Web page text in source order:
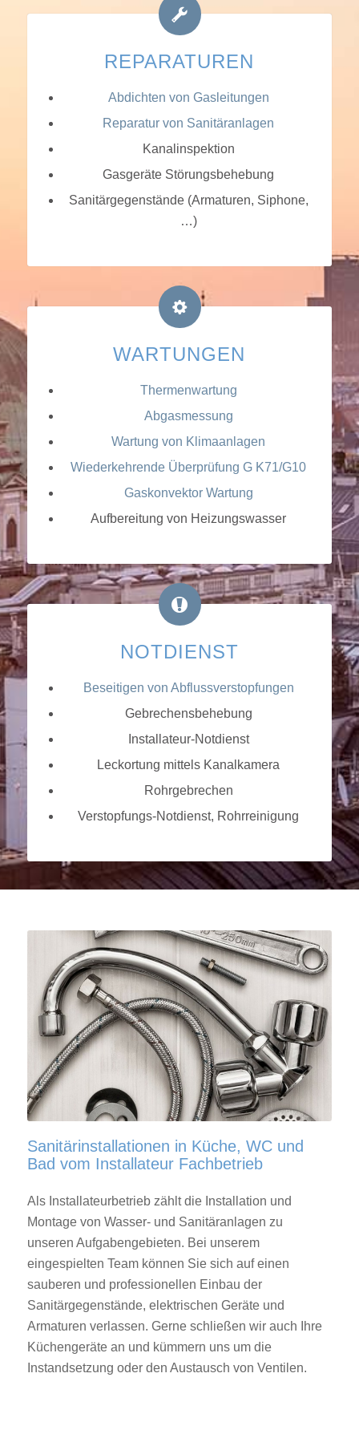
REPARATUREN
Abdichten von Gasleitungen
Reparatur von Sanitäranlagen
Kanalinspektion
Gasgeräte Störungsbehebung
Sanitärgegenstände (Armaturen, Siphone,
…)
WARTUNGEN
Thermenwartung
Abgasmessung
Wartung von Klimaanlagen
Wiederkehrende Überprüfung G K71/G10
Gaskonvektor Wartung
Aufbereitung von Heizungswasser
NOTDIENST
Beseitigen von Abflussverstopfungen
Gebrechensbehebung
Installateur-Notdienst
Leckortung mittels Kanalkamera
Rohrgebrechen
Verstopfungs-Notdienst, Rohrreinigung
Sanitärinstallationen in Küche, WC und
Bad vom Installateur Fachbetrieb
Als Installateurbetrieb zählt die Installation und
Montage von Wasser- und Sanitäranlagen zu
unseren Aufgabengebieten. Bei unserem
eingespielten Team können Sie sich auf einen
sauberen und professionellen Einbau der
Sanitärgegenstände, elektrischen Geräte und
Armaturen verlassen. Gerne schließen wir auch Ihre
Küchengeräte an und kümmern uns um die
Instandsetzung oder den Austausch von Ventilen.